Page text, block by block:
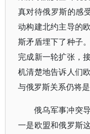
真对待俄罗斯的感
动构建北约主导的
斯矛盾埋下了种子
完成新一轮扩张，
机清楚地告诉人们
与俄罗斯关系仍将
俄乌军事冲突
一是欧盟和俄罗斯